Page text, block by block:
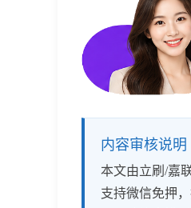
内容审核说明
本文由立刷/嘉
支持微信免押